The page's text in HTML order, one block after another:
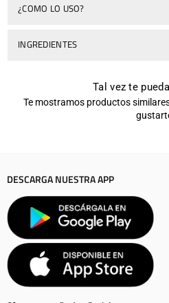
¿COMO LO USO?
INGREDIENTES
Tal vez te
Te mostramos productos
DESCARGA NUESTRA APP